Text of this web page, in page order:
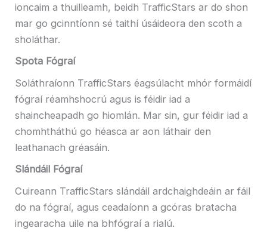
ioncaim a thuilleamh, beidh TrafficStars ar do shon
mar go gcinntíonn sé taithí úsáideora den scoth a
sholáthar.
Spota Fógraí
Soláthraíonn TrafficStars éagsúlacht mhór formáidí
fógraí réamhshocrú agus is féidir iad a
shaincheapadh go hiomlán. Mar sin, gur féidir iad a
chomhtháthú go héasca ar aon láthair den
leathanach gréasáin.
Slándáil Fógraí
Cuireann TrafficStars slándáil ardchaighdeáin ar fáil
do na fógraí, agus ceadaíonn a gcóras bratacha
ingearacha uile na bhfógraí a rialú.